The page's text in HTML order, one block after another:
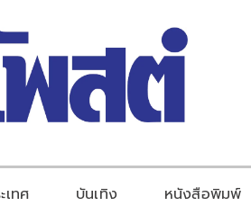
เทศ บันเทิง หนังสือพิมพ์